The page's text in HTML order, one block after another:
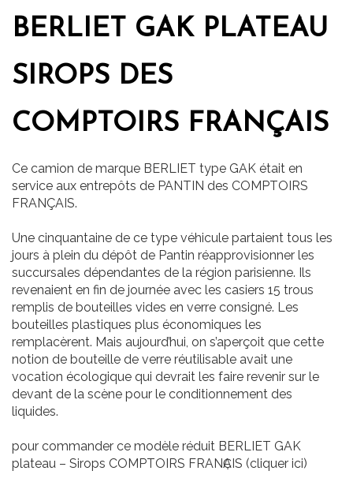
BERLIET GAK PLATEAU
SIROPS DES
COMPTOIRS FRANÇAIS
Ce camion de marque BERLIET type GAK était en
service aux entrepôts de PANTIN des COMPTOIRS
FRANÇAIS.
Une cinquantaine de ce type véhicule partaient tous les
jours à plein du dépôt de Pantin réapprovisionner les
succursales dépendantes de la région parisienne. Ils
revenaient en fin de journée avec les casiers 15 trous
remplis de bouteilles vides en verre consigné. Les
bouteilles plastiques plus économiques les
remplacèrent. Mais aujourd’hui, on s’aperçoit que cette
notion de bouteille de verre réutilisable avait une
vocation écologique qui devrait les faire revenir sur le
devant de la scène pour le conditionnement des
liquides.
pour commander ce modèle réduit BERLIET GAK
plateau – Sirops COMPTOIRS FRANҪAIS (cliquer ici)